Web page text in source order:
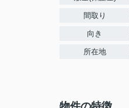
間取り
向き
所在地